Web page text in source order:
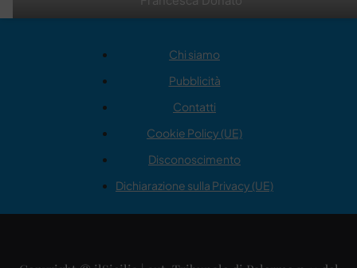
Chi siamo
Pubblicità
Contatti
Cookie Policy (UE)
Disconoscimento
Dichiarazione sulla Privacy (UE)